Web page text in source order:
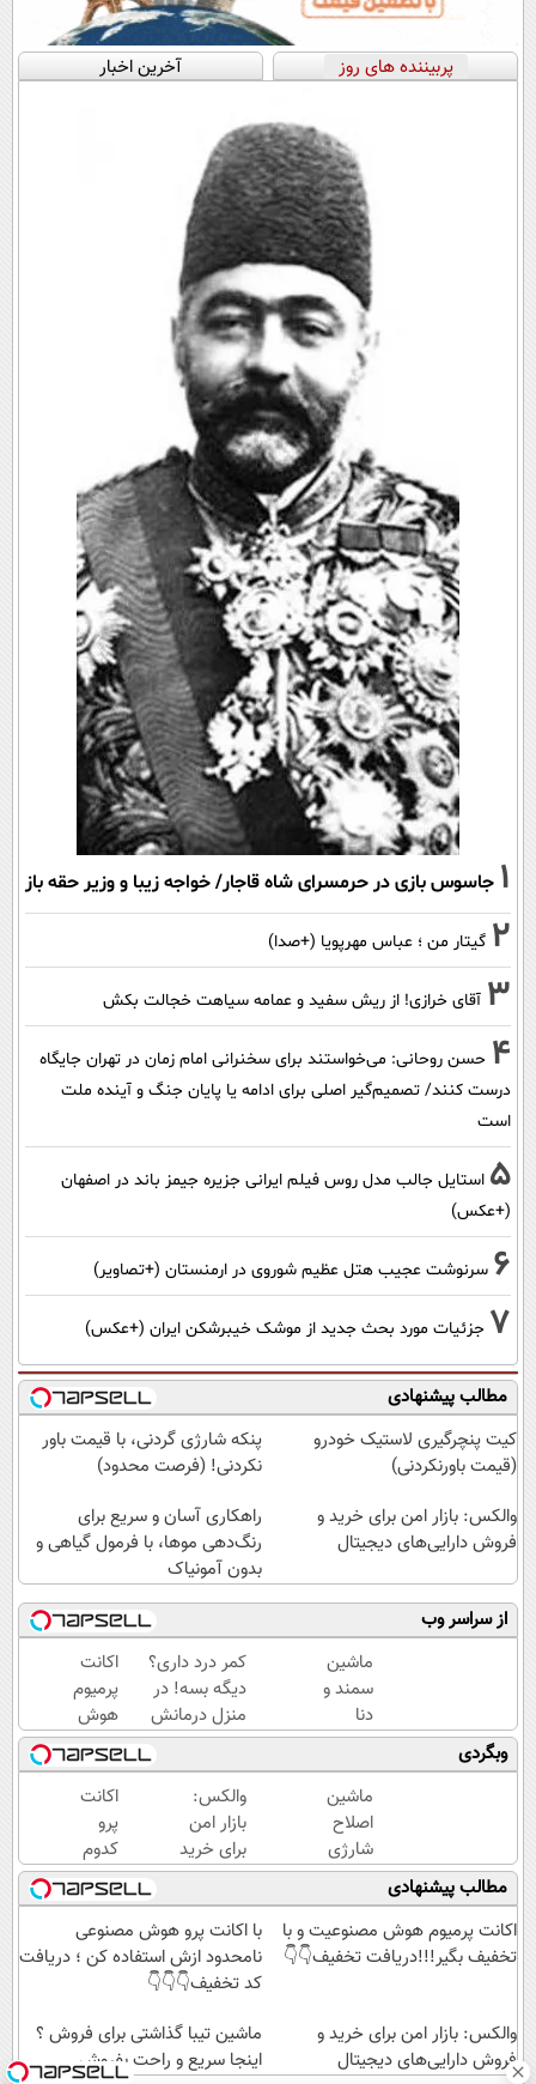
پربیننده های روز آخرین اخبار
1 جاسوس بازی در حرمسرای شاه قاجار/ خواجه زیبا و وزیر حقه باز
2 گیتار من ؛ عباس مهرپویا (+صدا)
3 آقای خرازی! از ریش سفید و عمامه سیاهت خجالت بکش
4 حسن روحانی: می‌خواستند برای سخنرانی امام زمان در تهران جایگاه
درست کنند/ تصمیم‌گیر اصلی برای ادامه یا پایان جنگ و آینده ملت
است
5 استایل جالب مدل روس فیلم ایرانی جزیره جیمز باند در اصفهان
(+عکس)
6 سرنوشت عجیب هتل عظیم شوروی در ارمنستان (+تصاویر)
7 جزئیات مورد بحث جدید از موشک خیبرشکن ایران (+عکس)
مطالب پیشنهادی
کیت پنچرگیری لاستیک خودرو
(قیمت باورنکردنی)
پنکه شارژی گردنی، با قیمت باور
نکردنی! (فرصت محدود)
والکس: بازار امن برای خرید و
فروش دارایی‌های دیجیتال
راهکاری آسان و سریع برای
رنگ‌دهی موها، با فرمول گیاهی و
بدون آمونیاک
از سراسر وب
ماشین
سمند و
دنا
گذاشتی
برای
فروش
؟ اینجا
سریع و
راحت
بفروش
کمر درد داری؟
دیگه بسه! در
منزل درمانش
کن
(◀پرسش‌نامه)
اکانت
پرمیوم
هوش
مصنوعیت
و با
تخفیف
بگیر!!!
دریافت
تخفیف👇
👇
وبگردی
ماشین
اصلاح
شارژی
(قیمت
باورنکردنی
تا امشب)
والکس:
بازار امن
برای خرید
و فروش
دارایی‌های
دیجیتال
اکانت
پرو
کدوم
هوش
مصنوعی
و
میخوای؟
بگیر👇👇
👇
مطالب پیشنهادی
اکانت پرمیوم هوش مصنوعیت و با
تخفیف بگیر!!!دریافت تخفیف👇👇
با اکانت پرو هوش مصنوعی
نامحدود ازش استفاده کن ؛ دریافت
کد تخفیف👇👇👇
والکس: بازار امن برای خرید و
فروش دارایی‌های دیجیتال
ماشین تیبا گذاشتی برای فروش ؟
اینجا سریع و راحت بفروش